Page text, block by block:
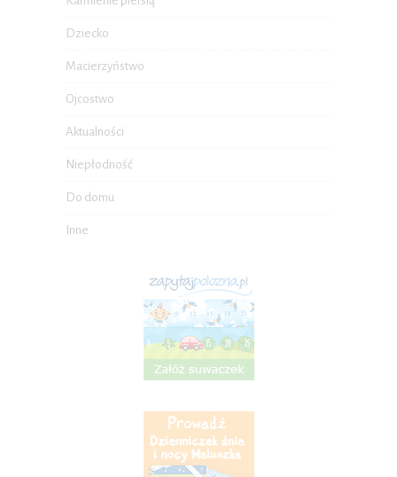
Dziecko
Macierzyństwo
Ojcostwo
Aktualności
Niepłodność
Do domu
Inne